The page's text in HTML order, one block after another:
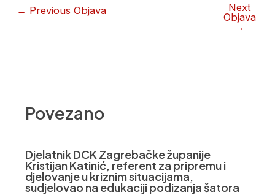
← Previous Objava
Next
Objava
→
Povezano
Djelatnik DCK Zagrebačke županije
Kristijan Katinić, referent za pripremu i
djelovanje u kriznim situacijama,
sudjelovao na edukaciji podizanja šatora